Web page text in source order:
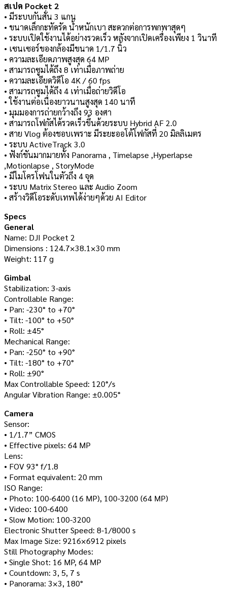
สเปค Pocket 2
• มีระบบกันสั่น 3 แกน
• ขนาดเล็กกะทัดรัด น้ำหนักเบา สะดวกต่อการพกพาสุดๆ
• ระบบเปิดใช้งานได้อย่างรวดเร็ว หลังจากเปิดเครื่องเพียง 1 วินาที
• เซนเซอร์ของกล้องมีขนาด 1/1.7 นิ้ว
• ความละเอียดภาพสูงสุด 64 MP
• สามารถซูมได้ถึง 8 เท่าเมื่อภาพถ่าย
• ความละเอียดวิดีโอ 4K / 60 fps
• สามารถซูมได้ถึง 4 เท่าเมื่อถ่ายวิดีโอ
• ใช้งานต่อเนื่องยาวนานสูงสุด 140 นาที
• มุมมองการถ่ายกว้างถึง 93 องศา
• สามารถโฟกัสได้รวดเร็วขึ้นด้วยระบบ Hybrid AF 2.0
• สาย Vlog ต้องชอบเพราะ มีระยะออโต้โฟกัสที่ 20 มิลลิเมตร
• ระบบ ActiveTrack 3.0
• ฟังก์ชันมากมายทั้ง Panorama , Timelapse ,Hyperlapse
,Motionlapse , StoryMode
• มีไมโครโฟนในตัวถึง 4 จุด
• ระบบ Matrix Stereo และ Audio Zoom
• สร้างวิดีโอระดับเทพได้ง่ายๆด้วย AI Editor
Specs
General
Name: DJI Pocket 2
Dimensions : 124.7×38.1×30 mm
Weight: 117 g
Gimbal
Stabilization: 3-axis
Controllable Range:
• Pan: -230° to +70°
• Tilt: -100° to +50°
• Roll: ±45°
Mechanical Range:
• Pan: -250° to +90°
• Tilt: -180° to +70°
• Roll: ±90°
Max Controllable Speed: 120°/s
Angular Vibration Range: ±0.005°
Camera
Sensor:
• 1/1.7” CMOS
• Effective pixels: 64 MP
Lens:
• FOV 93° f/1.8
• Format equivalent: 20 mm
ISO Range:
• Photo: 100-6400 (16 MP), 100-3200 (64 MP)
• Video: 100-6400
• Slow Motion: 100-3200
Electronic Shutter Speed: 8-1/8000 s
Max Image Size: 9216×6912 pixels
Still Photography Modes:
• Single Shot: 16 MP, 64 MP
• Countdown: 3, 5, 7 s
• Panorama: 3×3, 180°